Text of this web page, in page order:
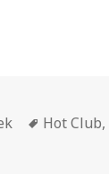
Tags
Hot Club,